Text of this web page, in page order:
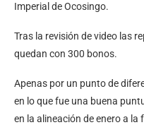
Imperial de Ocosingo.
Tras la revisión de video las
quedan con 300 bonos.
Apenas por un punto de
en lo que fue una buena
en la alineación de enero a la